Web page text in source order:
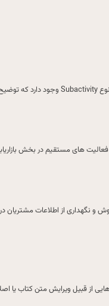
فعالیت های مستقیم در بخش
و نگهداری از اطلاعات
از قبیل ویرایش متن کتاب یا